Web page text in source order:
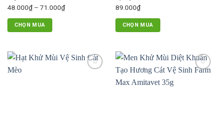
48.000₫ – 71.000₫Khoảng
71.000₫
CHỌN MUA
này
có
89.000₫
CHỌN MUA